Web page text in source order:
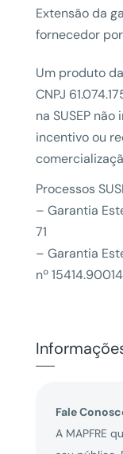
Extensão da
fornecedor
Um produto da
CNPJ
na SUSEP
incentivo ou
Processos
– Garantia
71
– Garantia
nº
Fale
A MAPFRE